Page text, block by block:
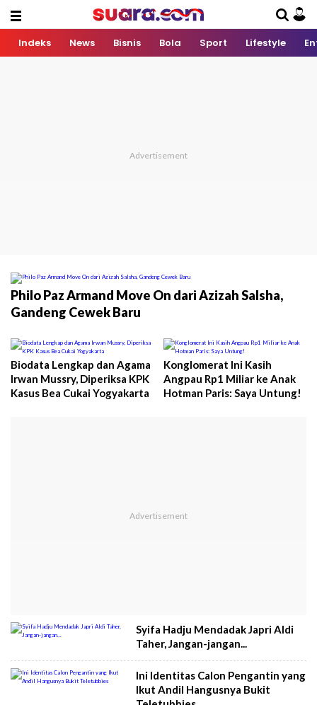
Indeks News Bisnis Bola Sport Lifestyle
Philo Paz Armand Move On dari Azizah Salsha,
Gandeng Cewek Baru
Biodata Lengkap dan Agama
Irwan Mussry, Diperiksa KPK
Kasus Bea Cukai Yogyakarta
Konglomerat Ini Kasih
Angpau Rp1 Miliar ke Anak
Hotman Paris: Saya Untung!
Syifa Hadju Mendadak Japri Aldi
Taher, Jangan-jangan...
Ini Identitas Calon Pengantin yang
Ikut Andil Hangusnya Bukit